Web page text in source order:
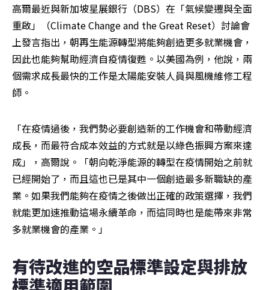
高爾最近與新加坡星展銀行（DBS）在「氣候變遷與全面
重啟」（Climate Change and the Great Reset）討論會
上發言指出，朝再生能源轉型將能夠創造更多就業機會，
因此也能夠幫助經濟自疫情復甦。以美國為例，他說，兩
個需求成長最快的工作是太陽能安裝人員與風機維修工程
師。
「在疫情過後，我們勢必要創造新的工作機會和帶動經濟
成長，而最符合成本效益的方式就是以綠色振興方案來達
成」，高爾說。「朝向乾淨能源的轉型在疫情開始之前就
已經開始了，而且這也已是其中一個創造最多新職缺的產
業。如果我們能夠在疫情之後做出正確的政策選擇，我們
就能更加速推動這場永續革命，而這同時也是能帶來非常
多就業機會的產業。」
有待改進的空品標準設定與排放
標準適用範圍